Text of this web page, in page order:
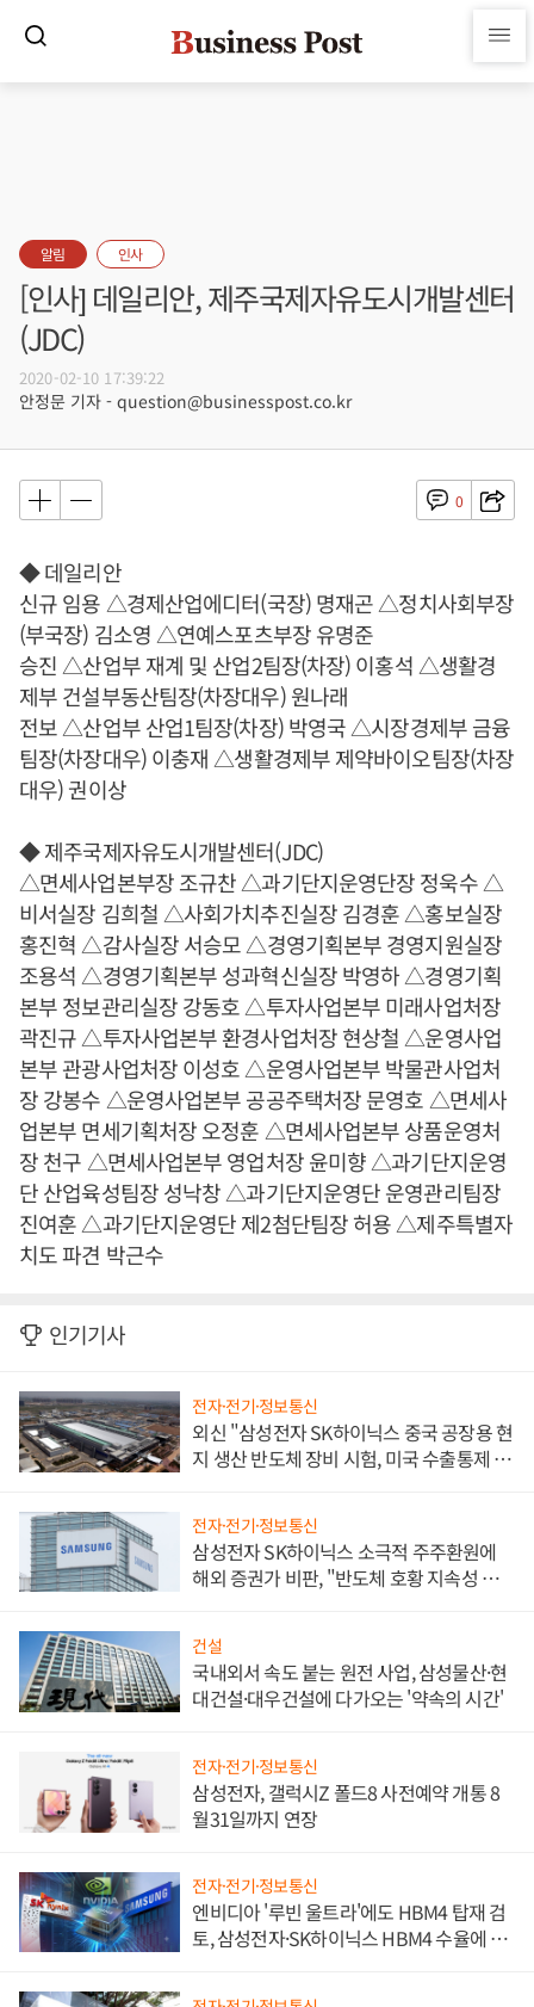
알림 인사
[인사] 데일리안, 제주국제자유도시개발센터
(JDC)
2020-02-10 17:39:22
안정문 기자 - question@businesspost.co.kr
0
◆ 데일리안
신규 임용 △경제산업에디터(국장) 명재곤 △정치사회부장
(부국장) 김소영 △연예스포츠부장 유명준
승진 △산업부 재계 및 산업2팀장(차장) 이홍석 △생활경
제부 건설부동산팀장(차장대우) 원나래
전보 △산업부 산업1팀장(차장) 박영국 △시장경제부 금융
팀장(차장대우) 이충재 △생활경제부 제약바이오팀장(차장
대우) 권이상
◆ 제주국제자유도시개발센터(JDC)
△면세사업본부장 조규찬 △과기단지운영단장 정욱수 △
비서실장 김희철 △사회가치추진실장 김경훈 △홍보실장
홍진혁 △감사실장 서승모 △경영기획본부 경영지원실장
조용석 △경영기획본부 성과혁신실장 박영하 △경영기획
본부 정보관리실장 강동호 △투자사업본부 미래사업처장
곽진규 △투자사업본부 환경사업처장 현상철 △운영사업
본부 관광사업처장 이성호 △운영사업본부 박물관사업처
장 강봉수 △운영사업본부 공공주택처장 문영호 △면세사
업본부 면세기획처장 오정훈 △면세사업본부 상품운영처
장 천구 △면세사업본부 영업처장 윤미향 △과기단지운영
단 산업육성팀장 성낙창 △과기단지운영단 운영관리팀장
진여훈 △과기단지운영단 제2첨단팀장 허용 △제주특별자
치도 파견 박근수
인기기사
전자·전기·정보통신
외신 "삼성전자 SK하이닉스 중국 공장용 현
지 생산 반도체 장비 시험, 미국 수출통제 대
전자·전기·정보통신
삼성전자 SK하이닉스 소극적 주주환원에
해외 증권가 비판, "반도체 호황 지속성 의
건설
국내외서 속도 붙는 원전 사업, 삼성물산·현
대건설·대우건설에 다가오는 '약속의 시간'
전자·전기·정보통신
삼성전자, 갤럭시Z 폴드8 사전예약 개통 8
월31일까지 연장
전자·전기·정보통신
엔비디아 '루빈 울트라'에도 HBM4 탑재 검
토, 삼성전자·SK하이닉스 HBM4 수율에 주